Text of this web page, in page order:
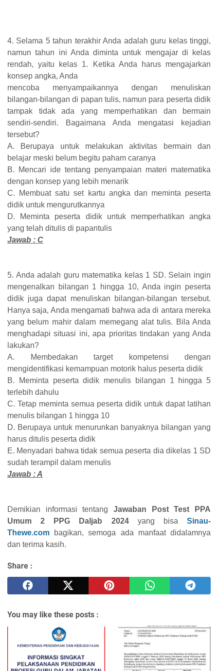
4. Selama 5 tahun terakhir Anda adalah guru kelas tinggi,
namun tahun ini Anda diminta untuk mengajar di kelas
rendah, yaitu kelas 1. Ketika Anda harus mengajarkan
konsep angka, Anda
mencoba menyampaikannya dengan menuliskan
bilangan-bilangan di papan tulis, namun para peserta didik
tampak tidak ada yang memperhatikan dan bermain
sendiri-sendiri. Bagaimana Anda mengatasi kejadian
tersebut?
A. Berupaya untuk melakukan aktivitas bermain dan
belajar meski belum begitu paham caranya
B. Mencari ide tentang penyampaian materi matematika
dengan konsep yang lebih menarik
C. Membuat satu set kartu angka dan meminta peserta
didik untuk mengurutkannya
D. Meminta peserta didik untuk memperhatikan angka
yang telah ditulis di papantulis
Jawab : C
5. Anda adalah guru matematika kelas 1 SD. Selain ingin
mengenalkan bilangan 1 hingga 10, Anda ingin peserta
didik juga dapat menuliskan bilangan-bilangan tersebut.
Hanya saja, Anda mengamati bahwa ada di antara mereka
yang belum mahir dalam memegang alat tulis. Bila Anda
menghadapi situasi ini, apa prioritas tindakan yang Anda
lakukan?
A. Membedakan target kompetensi dengan
mengidentifikasi kemampuan motorik halus peserta didik
B. Meminta peserta didik menulis bilangan 1 hingga 5
terlebih dahulu
C. Tetap meminta semua peserta didik untuk dapat latihan
menulis bilangan 1 hingga 10
D. Berupaya untuk menurunkan banyaknya bilangan yang
harus ditulis peserta didik
E. Menyadari bahwa tidak semua peserta dia dikelas 1 SD
sudah terampil dalam menulis
Jawab : A
Demikian informasi tentang Jawaban Post Test PPA
Umum 2 PPG Daljab 2024yang bisaSinau-
Thewe.com bagikan, semoga ada manfaat didalamnya
dan terima kasih.
Share :
You may like these posts :